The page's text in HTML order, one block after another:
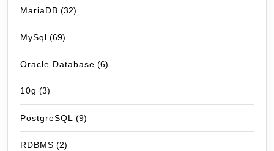
MariaDB (32)
MySql (69)
Oracle Database (6)
10g (3)
PostgreSQL (9)
RDBMS (2)